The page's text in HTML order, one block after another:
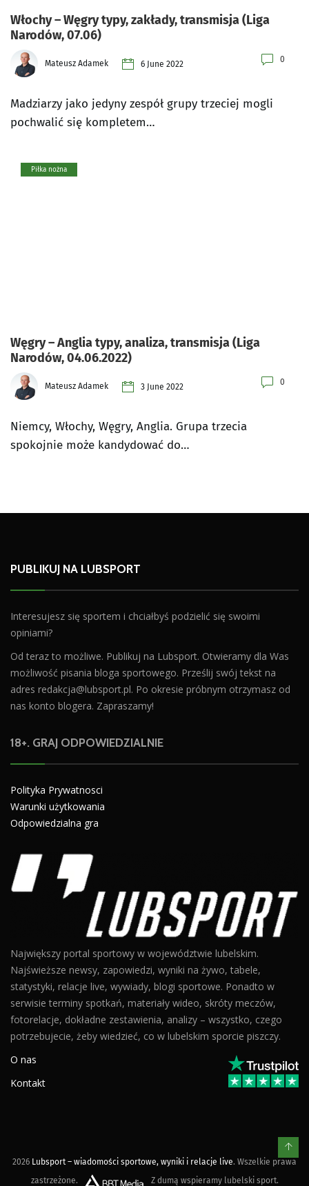
Włochy – Węgry typy, zakłady, transmisja (Liga
Narodów, 07.06)
Mateusz Adamek 6 June 2022 0
Madziarzy jako jedyny zespół grupy trzeciej mogli
pochwalić się kompletem…
Piłka nożna
Węgry – Anglia typy, analiza, transmisja (Liga
Narodów, 04.06.2022)
Mateusz Adamek 3 June 2022 0
Niemcy, Włochy, Węgry, Anglia. Grupa trzecia
spokojnie może kandydować do…
PUBLIKUJ NA LUBSPORT
Interesujesz się sportem i chciałbyś podzielić się swoimi
opiniami?
Od teraz to możliwe. Publikuj na Lubsport. Otwieramy dla Was
możliwość pisania bloga sportowego. Prześlij swój tekst na
adres redakcja@lubsport.pl. Po okresie próbnym otrzymasz od
nas konto blogera. Zapraszamy!
18+. GRAJ ODPOWIEDZIALNIE
Polityka Prywatnosci
Warunki użytkowania
Odpowiedzialna gra
Największy portal sportowy w województwie lubelskim.
Najświeższe newsy, zapowiedzi, wyniki na żywo, tabele,
statystyki, relacje live, wywiady, blogi sportowe. Ponadto w
serwisie terminy spotkań, materiały wideo, skróty meczów,
fotorelacje, dokładne zestawienia, analizy – wszystko, czego
potrzebujecie, żeby wiedzieć, co w lubelskim sporcie piszczy.
O nas
Kontakt
2026 Lubsport – wiadomości sportowe, wyniki i relacje live. Wszelkie prawa
zastrzeżone.
Z dumą wspieramy lubelski sport.